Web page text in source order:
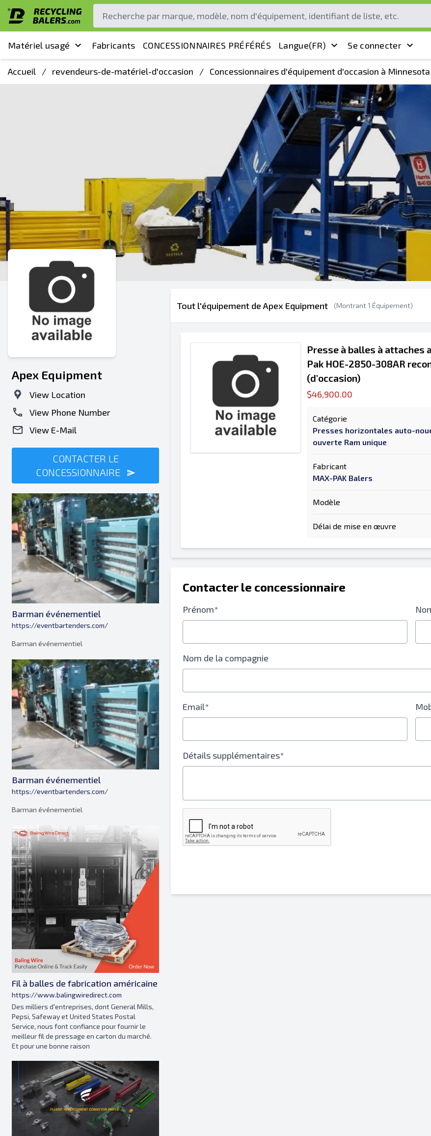
Matériel usagé Fabricants CONCESSIONNAIRES PRÉFÉRÉS Langue(FR) Se connecter
Accueil / revendeurs-de-matériel-d'occasion / Concessionnaires d'équipement d'occasion à Minnesota
Apex Equipment
View Location
View Phone Number
View E-Mail
CONTACTER LE
CONCESSIONNAIRE
Barman événementiel
https://eventbartenders.com/
Barman événementiel
Barman événementiel
https://eventbartenders.com/
Barman événementiel
Fil à balles de fabrication américaine
https://www.balingwiredirect.com
Des milliers d'entreprises, dont General Mills,
Pepsi, Safeway et United States Postal
Service, nous font confiance pour fournir le
meilleur fil de pressage en carton du marché.
Et pour une bonne raison
Tout l'équipement de Apex Equipment (Montrant 1 Équipement)
Presse à balles à attaches
Pak HOE-2850-308AR
(d'occasion)
$46,900.00
Catégorie
Presses horizontales auto-
ouverte Ram unique
Fabricant
MAX-PAK Balers
Modèle
Délai de mise en œuvre
Contacter le concessionnaire
Prénom*
Nom de la compagnie
Email*
Détails supplémentaires*